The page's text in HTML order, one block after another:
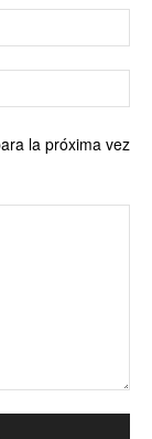
la próxima vez